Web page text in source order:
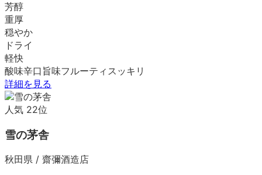
芳醇
重厚
穏やか
ドライ
軽快
酸味辛口 旨味フルーティ スッキリ
詳細を見る
人気 22位
雪の茅舎
秋田県 / 齋彌酒造店